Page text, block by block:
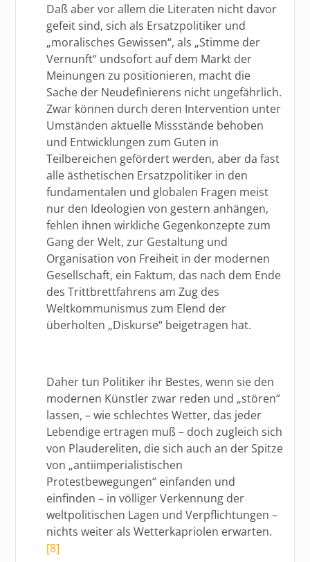
Daß aber vor allem die Literaten nicht davor
gefeit sind, sich als Ersatzpolitiker und
„moralisches Gewissen“, als „Stimme der
Vernunft“ undsofort auf dem Markt der
Meinungen zu positionieren, macht die
Sache der Neudefinierens nicht ungefährlich.
Zwar können durch deren Intervention unter
Umständen aktuelle Missstände behoben
und Entwicklungen zum Guten in
Teilbereichen gefördert werden, aber da fast
alle ästhetischen Ersatzpolitiker in den
fundamentalen und globalen Fragen meist
nur den Ideologien von gestern anhängen,
fehlen ihnen wirkliche Gegenkonzepte zum
Gang der Welt, zur Gestaltung und
Organisation von Freiheit in der modernen
Gesellschaft, ein Faktum, das nach dem Ende
des Trittbrettfahrens am Zug des
Weltkommunismus zum Elend der
überholten „Diskurse“ beigetragen hat.
Daher tun Politiker ihr Bestes, wenn sie den
modernen Künstler zwar reden und „stören“
lassen, – wie schlechtes Wetter, das jeder
Lebendige ertragen muß – doch zugleich sich
von Plaudereliten, die sich auch an der Spitze
von „antiimperialistischen
Protestbewegungen“ einfanden und
einfinden – in völliger Verkennung der
weltpolitischen Lagen und Verpflichtungen –
nichts weiter als Wetterkapriolen erwarten.
[8]